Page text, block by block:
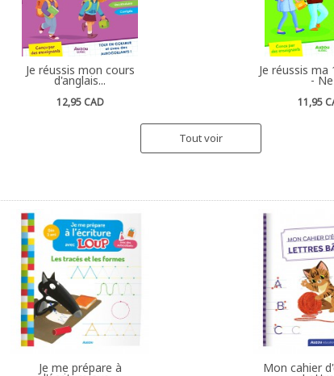
Je réussis mon cours
d'anglais...
12,95 CAD
Je réussis ma
- Ne
11,95
Tout voir
Je me prépare à Mon cahier